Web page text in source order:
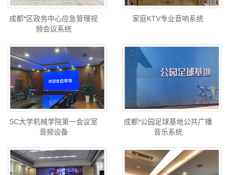
成都*区政务中心应急管理视
频会议系统
家庭KTV专业音响系统
SC大学机械学院第一会议室
音频设备
成都*公园足球基地公共广播
音乐系统